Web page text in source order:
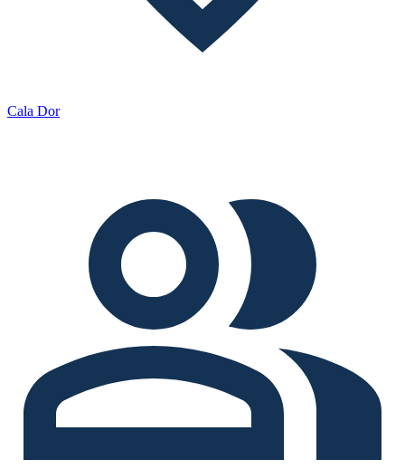
Cala Dor